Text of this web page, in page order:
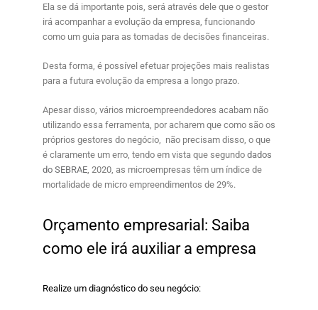
Ela se dá importante pois, será através dele que o gestor
irá acompanhar a evolução da empresa, funcionando
como um guia para as tomadas de decisões financeiras.
Desta forma, é possível efetuar projeções mais realistas
para a futura evolução da empresa a longo prazo.
Apesar disso, vários microempreendedores acabam não
utilizando essa ferramenta, por acharem que como são os
próprios gestores do negócio, não precisam disso, o que
é claramente um erro, tendo em vista que segundo dados
do SEBRAE , 2020, as microempresas têm um índice de
mortalidade de micro empreendimentos de 29%.
Orçamento empresarial: Saiba
como ele irá auxiliar a empresa
Realize um diagnóstico do seu negócio: